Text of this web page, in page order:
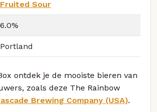
Fruited Sour
6.0%
Portland
ontdek je de mooiste bieren van
zoals deze The Rainbow
Brewing Company (USA).